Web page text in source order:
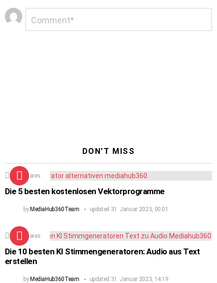
Schreibe
einen
Kommentar
DON'T MISS
Shares
Die 5 besten kostenlosen Vektorprogramme
byMediaHub360Team updated 31. Januar 2023, 00:01
Shares
Die 10 besten KI Stimmengeneratoren: Audio aus Text
erstellen
byMediaHub360Team updated 31. Januar 2023, 14:19